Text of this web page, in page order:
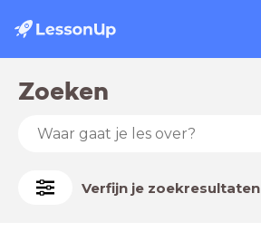
Zoeken
Verfijn je zoekresultaten